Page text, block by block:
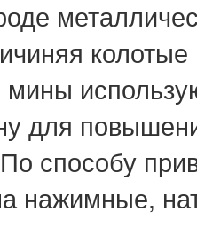
для
способу
нажимные,